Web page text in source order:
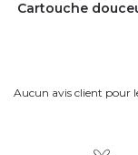
Cartouche
Aucun avis client pour